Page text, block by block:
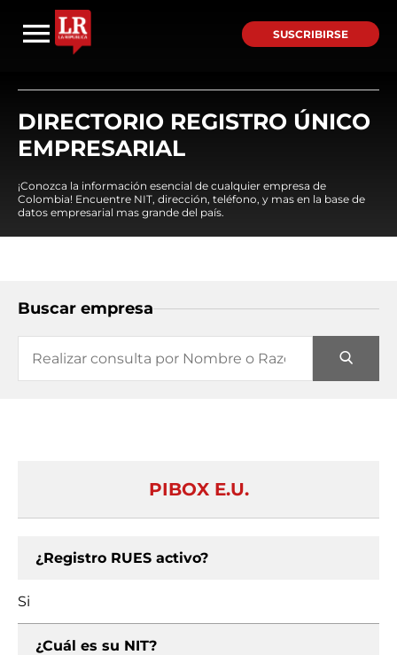
SUSCRIBIRSE
DIRECTORIO REGISTRO ÚNICO
EMPRESARIAL
¡Conozca la información esencial de cualquier empresa de
Colombia! Encuentre NIT, dirección, teléfono, y mas en la base de
datos empresarial mas grande del país.
Buscar empresa
PIBOX E.U.
¿Registro RUES activo?
Si
¿Cuál es su NIT?